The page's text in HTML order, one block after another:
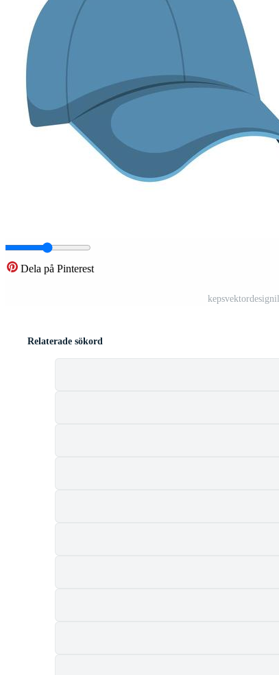
Dela på Pinterest
Relaterade sökord